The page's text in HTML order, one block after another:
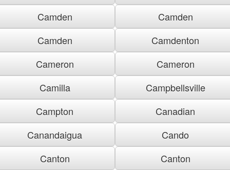
Camden
Camden
Camden
Camdenton
Cameron
Cameron
Camilla
Campbellsville
Campton
Canadian
Canandaigua
Cando
Canton
Canton